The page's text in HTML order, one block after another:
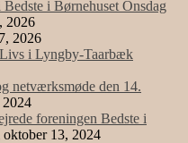
i Børnehuset Onsdag
2026
2026
i Lyngby-Taarbæk
netværksmøde den 14.
2024
foreningen Bedste i
oktober 13, 2024